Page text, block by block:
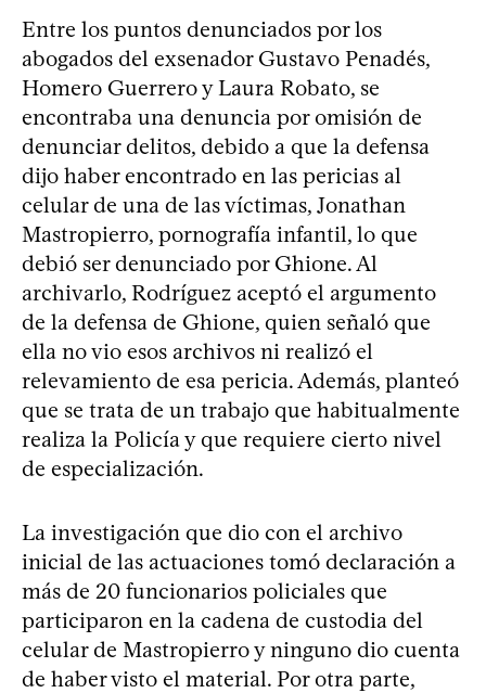
Entre los puntos denunciados por los
abogados del exsenador Gustavo Penadés,
Homero Guerrero y Laura Robato, se
encontraba una denuncia por omisión de
denunciar delitos, debido a que la defensa
dijo haber encontrado en las pericias al
celular de una de las víctimas, Jonathan
Mastropierro, pornografía infantil, lo que
debió ser denunciado por Ghione. Al
archivarlo, Rodríguez aceptó el argumento
de la defensa de Ghione, quien señaló que
ella no vio esos archivos ni realizó el
relevamiento de esa pericia. Además, planteó
que se trata de un trabajo que habitualmente
realiza la Policía y que requiere cierto nivel
de especialización.
La investigación que dio con el archivo
inicial de las actuaciones tomó declaración a
más de 20 funcionarios policiales que
participaron en la cadena de custodia del
celular de Mastropierro y ninguno dio cuenta
de haber visto el material. Por otra parte,